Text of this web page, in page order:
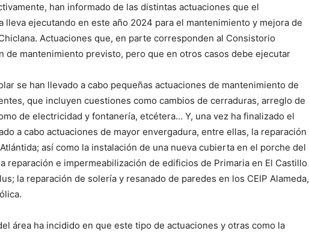
han informado de las distintas actuaciones que el
lleva ejecutando en este año 2024 para el mantenimiento y mejora de
Actuaciones que, en parte corresponden al Consistorio
de mantenimiento previsto, pero que en otros casos debe ejecutar
se han llevado a cabo pequeñas actuaciones de mantenimiento de
que incluyen cuestiones como cambios de cerraduras, arreglo de
de electricidad y fontanería, etcétera… Y, una vez ha finalizado el
a cabo actuaciones de mayor envergadura, entre ellas, la reparación
así como la instalación de una nueva cubierta en el porche del
reparación e impermeabilización de edificios de Primaria en El Castillo
la reparación de solería y resanado de paredes en los CEIP Alameda,
área ha incidido en que este tipo de actuaciones y otras como la